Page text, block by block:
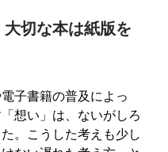
切な本は紙版を
子書籍の普及によっ
想い」は、ないがしろ
。こうした考えも少し